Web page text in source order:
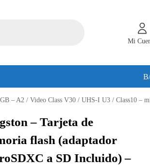
Mi
Class V30 / UHS-I U3 / Class10 – microSDXC UHS-I –
– Tarjeta de
flash (adaptador
a SD Incluido) –